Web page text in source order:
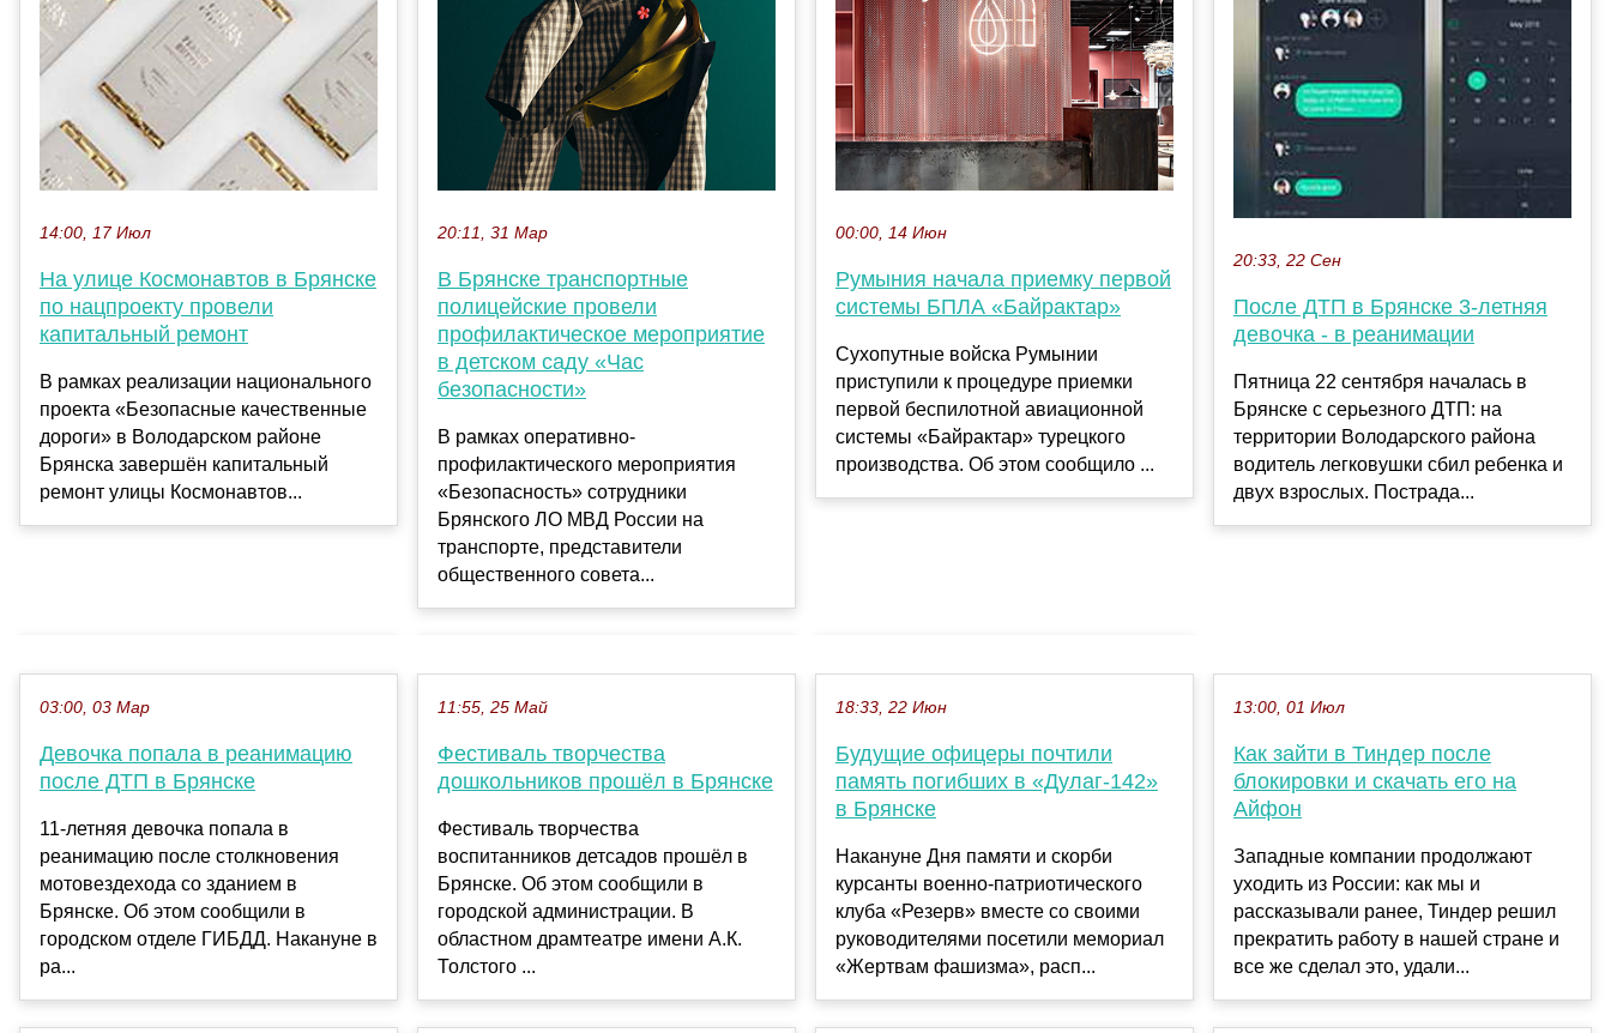
14:00, 17 Июл
На улице Космонавтов в Брянске
по нацпроекту провели
капитальный ремонт
В рамках реализации национального
проекта «Безопасные качественные
дороги» в Володарском районе
Брянска завершён капитальный
ремонт улицы Космонавтов...
20:11, 31 Мар
В Брянске транспортные
полицейские провели
профилактическое мероприятие
в детском саду «Час
безопасности»
В рамках оперативно-
профилактического мероприятия
«Безопасность» сотрудники
Брянского ЛО МВД России на
транспорте, представители
общественного совета...
00:00, 14 Июн
Румыния начала приемку первой
системы БПЛА «Байрактар»
Сухопутные войска Румынии
приступили к процедуре приемки
первой беспилотной авиационной
системы «Байрактар» турецкого
производства. Об этом сообщило ...
20:33, 22 Сен
После ДТП в Брянске 3-летняя
девочка - в реанимации
Пятница 22 сентября началась в
Брянске с серьезного ДТП: на
территории Володарского района
водитель легковушки сбил ребенка и
двух взрослых. Пострада...
03:00, 03 Мар
Девочка попала в реанимацию
после ДТП в Брянске
11-летняя девочка попала в
реанимацию после столкновения
мотовездехода со зданием в
Брянске. Об этом сообщили в
городском отделе ГИБДД. Накануне в
ра...
11:55, 25 Май
Фестиваль творчества
дошкольников прошёл в Брянске
Фестиваль творчества
воспитанников детсадов прошёл в
Брянске. Об этом сообщили в
городской администрации. В
областном драмтеатре имени А.К.
Толстого ...
18:33, 22 Июн
Будущие офицеры почтили
память погибших в «Дулаг-142»
в Брянске
Накануне Дня памяти и скорби
курсанты военно-патриотического
клуба «Резерв» вместе со своими
руководителями посетили мемориал
«Жертвам фашизма», расп...
13:00, 01 Июл
Как зайти в Тиндер после
блокировки и скачать его на
Айфон
Западные компании продолжают
уходить из России: как мы и
рассказывали ранее, Тиндер решил
прекратить работу в нашей стране и
все же сделал это, удали...